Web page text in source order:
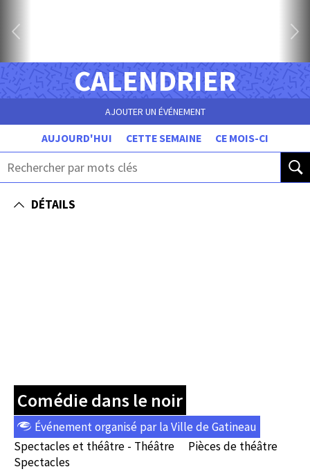
CALENDRIER
AJOUTER UN ÉVÉNEMENT
AUJOURD'HUI CETTE SEMAINE CE MOIS-CI
DÉTAILS
Comédie dans le noir
Événement organisé par la Ville de Gatineau
Spectacles et théâtre - Théâtre
Pièces de théâtre
Spectacles